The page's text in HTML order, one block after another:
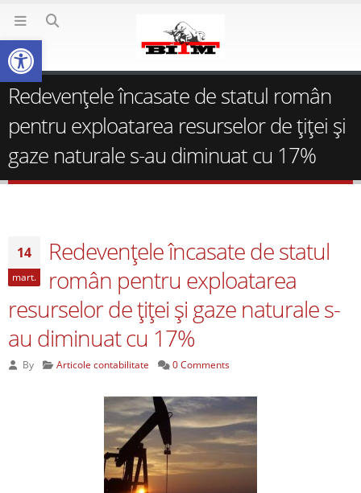
Redevenţele încasate de statul român
pentru exploatarea resurselor de ţiţei şi
gaze naturale s-au diminuat cu 17%
14
mart.
Redevenţele încasate de statul
român pentru exploatarea
resurselor de ţiţei şi gaze naturale s-
au diminuat cu 17%
By Articole contabilitate 0 Comments
Deschide bara de unelte